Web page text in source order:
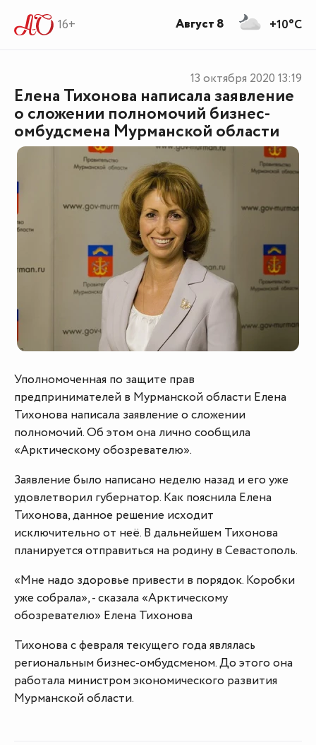
16+
Елена Тихонова написала заявление
о сложении полномочий бизнес-
омбудсмена Мурманской области
13 октября 2020 13:19
Уполномоченная по защите прав
предпринимателей в Мурманской области Елена
Тихонова написала заявление о сложении
полномочий. Об этом она лично сообщила
«Арктическому обозревателю».
Заявление было написано неделю назад и его уже
удовлетворил губернатор. Как пояснила Елена
Тихонова, данное решение исходит
исключительно от неё. В дальнейшем Тихонова
планируется отправиться на родину в Севастополь.
«Мне надо здоровье привести в порядок. Коробки
уже собрала», - сказала «Арктическому
обозревателю» Елена Тихонова
Тихонова с февраля текущего года являлась
региональным бизнес-омбудсменом. До этого она
работала министром экономического развития
Мурманской области.
+10°C
Август 8